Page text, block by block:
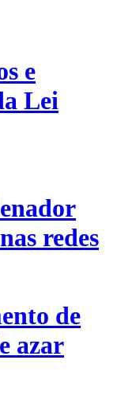
e
Lei
redes
de
azar